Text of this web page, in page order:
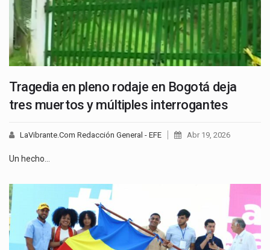
Tragedia en pleno rodaje en Bogotá deja
tres muertos y múltiples interrogantes
LaVibrante.Com Redacción General - EFE Abr 19, 2026
Un hecho…